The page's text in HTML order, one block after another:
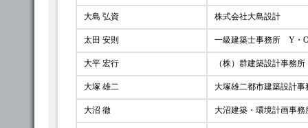
大島 弘資 株式会社大島設計
太田 安則 一級建築士事務所 Y・
大平 宏行 （株）群建築設計事務所
大塚 雄二 大塚雄二都市建築設計
大沼 徹 大沼建築・環境計画事